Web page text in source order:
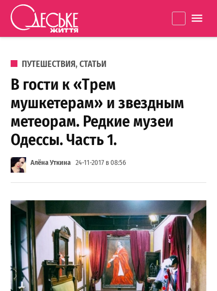
Перейти к содержанию
життя
ОПУБЛИКОВАНО В
ПУТЕШЕСТВИЯ,СТАТЬИ
В гости к «Трем
мушкетерам» и звездным
метеорам. Редкие музеи
Одессы. Часть 1.
Алёна Уткина 24-11-2017 в 08:56